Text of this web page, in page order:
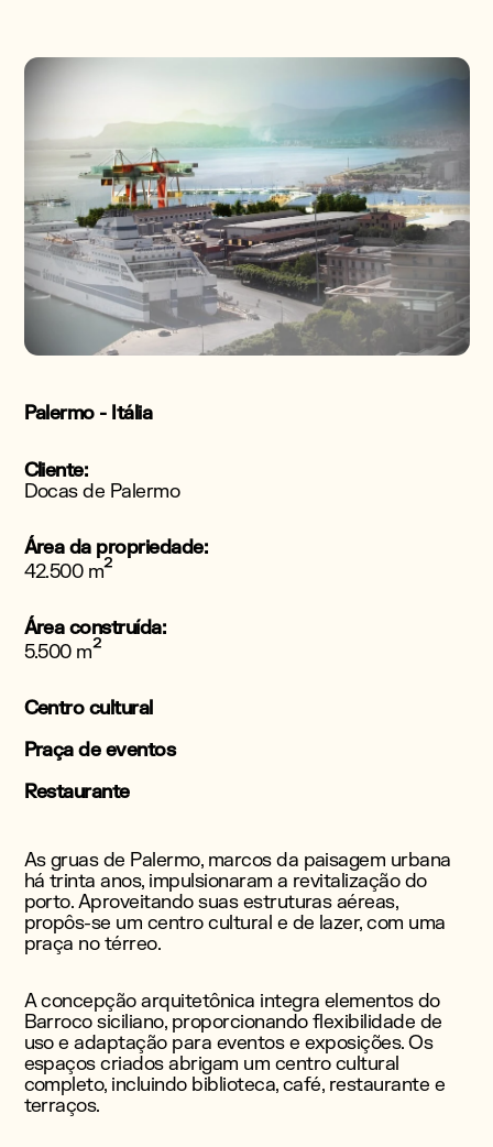
Palermo - Itália
Cliente:
Docas de Palermo
Área da propriedade:
42.500 m²
Área construída:
5.500 m²
Centro cultural
Praça de eventos
Restaurante
As gruas de Palermo, marcos da paisagem urbana
há trinta anos, impulsionaram a revitalização do
porto. Aproveitando suas estruturas aéreas,
propôs-se um centro cultural e de lazer, com uma
praça no térreo.
A concepção arquitetônica integra elementos do
Barroco siciliano, proporcionando flexibilidade de
uso e adaptação para eventos e exposições. Os
espaços criados abrigam um centro cultural
completo, incluindo biblioteca, café, restaurante e
terraços.